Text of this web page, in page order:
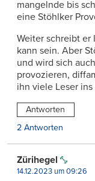
mangelnde bis
eine Stöhlker
Weiter schreibt er
kann sein. Aber
und wird sich
provozieren,
ihn viele Leser
Antworten
2 Antworten
Zürihegel
14.12.2023 um 09:26